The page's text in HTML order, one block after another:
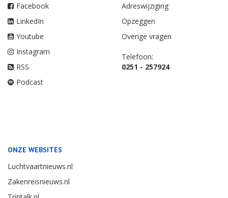
Facebook
LinkedIn
Youtube
Instagram
RSS
Podcast
Adreswijziging
Opzeggen
Overige vragen
Telefoon:
0251 - 257924
ONZE WEBSITES
Luchtvaartnieuws.nl
Zakenreisnieuws.nl